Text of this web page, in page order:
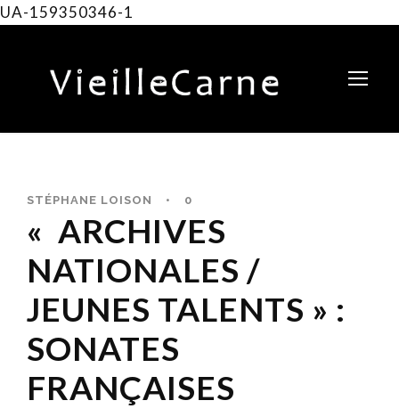
UA-159350346-1
STÉPHANE LOISON • 0
« ARCHIVES
NATIONALES /
JEUNES TALENTS » :
SONATES
FRANÇAISES